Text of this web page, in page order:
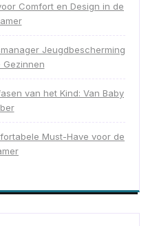
Comfort en Design in de
Jeugdbescherming
Gezinnen
van het Kind: Van Baby
Must-Have voor de